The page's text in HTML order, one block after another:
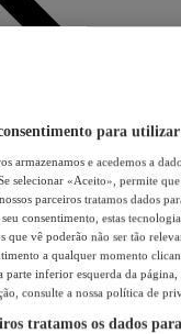
para utilizar
armazenamos e acedemos a
selecionar «Aceito», permite
parceiros tratamos dados
consentimento, estas
que vê poderão não ser tão
a qualquer momento
inferior esquerda da página,
consulte a nossa política de
tratamos os dados